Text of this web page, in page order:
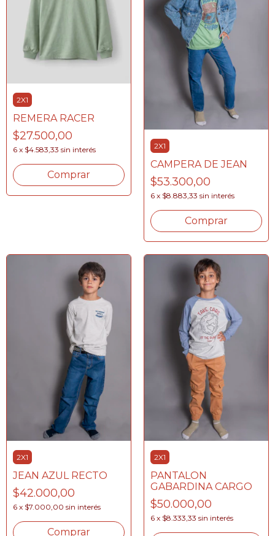
2X1
REMERA RACER
$27.500,00
6 x $4.583,33 sin interés
Comprar
2X1
CAMPERA DE JEAN
$53.300,00
6 x $8.883,33 sin interés
Comprar
2X1
JEAN AZUL RECTO
$42.000,00
6 x $7.000,00 sin interés
Comprar
2X1
PANTALON
GABARDINA CARGO
$50.000,00
6 x $8.333,33 sin interés